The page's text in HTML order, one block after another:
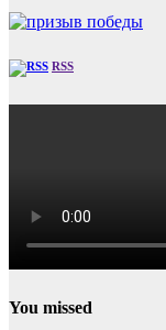
RSS
You missed